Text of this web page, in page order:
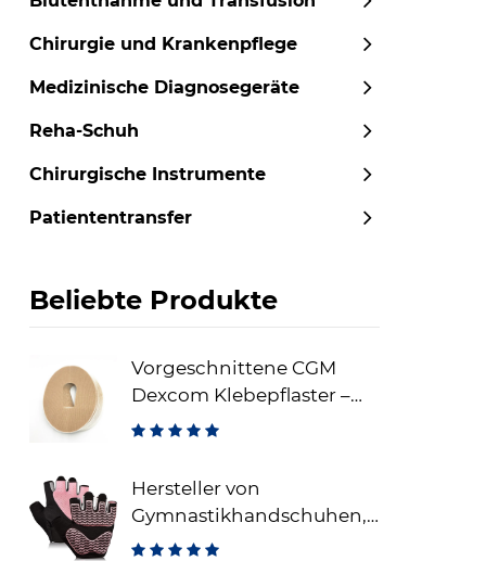
Chirurgie und Krankenpflege
Medizinische Diagnosegeräte
Reha-Schuh
Chirurgische Instrumente
Patiententransfer
Beliebte Produkte
Vorgeschnittene CGM
Dexcom Klebepflaster –
wasserdichte Sensor-
Hersteller von
Gymnastikhandschuhen,
fingerlose